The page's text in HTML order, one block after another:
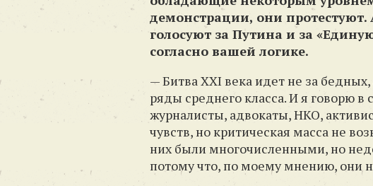
демонстрации, они
голосуют за Путина и за
согласно вашей логике.
— Битва XXI века идет не за бедных,
ряды среднего класса. И я говорю в
журналисты, адвокаты, НКО,
чувств, но критическая масса не
них были многочисленными, но
потому что, по моему мнению, они